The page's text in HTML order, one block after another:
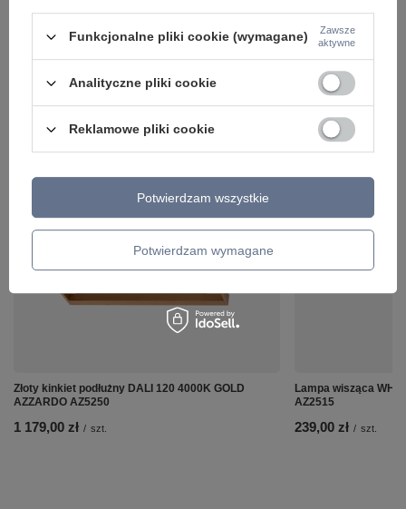
ZOBACZ RÓWNIEŻ
Złoty kinkiet podłużny DALI 120 4000K GOLD
AZZARDO AZ5250
1 179,00 zł / szt.
Lampa wisząca
AZ2515
239,00 zł / szt.
Funkcjonalne pliki cookie (wymagane)
Zawsze
aktywne
Analityczne pliki cookie
Reklamowe pliki cookie
Potwierdzam wymagane
Potwierdzam wszystkie